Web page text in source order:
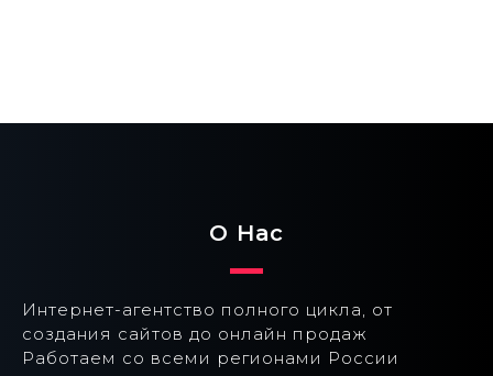
О Нас
Интернет-агентство полного цикла, от
создания сайтов до онлайн продаж
Работаем со всеми регионами России